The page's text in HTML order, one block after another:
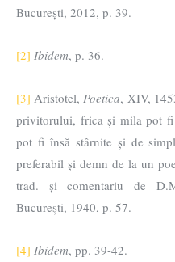
București, 2012, p. 39.
[2] Ibidem, p. 36.
[3] Aristotel,Poetica, XIV,
privitorului, frica și mila pot
pot fi însă stârnite și de
preferabil și demn de la un
trad. și comentariu de
București, 1940, p. 57.
[4] Ibidem, pp. 39-42.